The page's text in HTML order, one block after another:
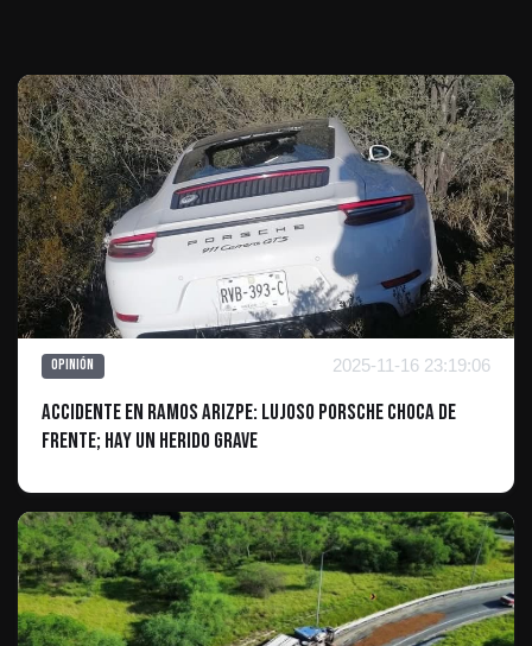
Opinión 2025-11-16 23:19:06
Accidente en Ramos Arizpe: Lujoso Porsche Choca de
Frente; Hay un Herido Grave